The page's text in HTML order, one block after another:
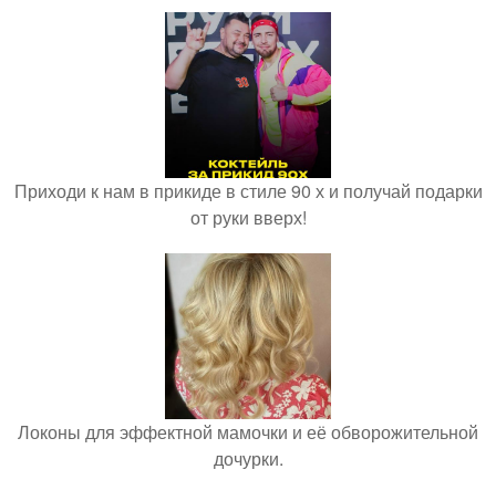
Приходи к нам в прикиде в стиле 90 х и получай подарки
от руки вверх!
Локоны для эффектной мамочки и её обворожительной
дочурки.